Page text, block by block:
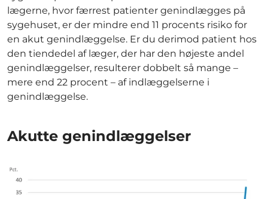
lægerne, hvor færrest patienter genindlægges på
sygehuset, er der mindre end 11 procents risiko for
en akut genindlæggelse. Er du derimod patient hos
den tiendedel af læger, der har den højeste andel
genindlæggelser, resulterer dobbelt så mange –
mere end 22 procent – af indlæggelserne i
genindlæggelse.
Akutte genindlæggelser